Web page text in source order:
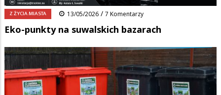
Z ŻYCIA MIASTA 13/05/2026 / 7 Komentarzy
Eko-punkty na suwalskich bazarach